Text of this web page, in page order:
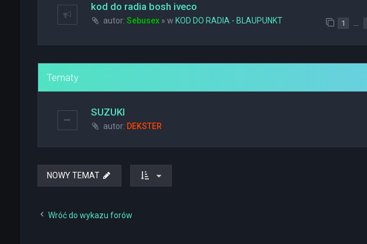
kod do radia bosh iveco
autor: Sebusex » w KOD DO RADIA - BLAUPUNKT 1 …
Tematy
SUZUKI
autor: DEKSTER
NOWY TEMAT
Wróć do wykazu forów